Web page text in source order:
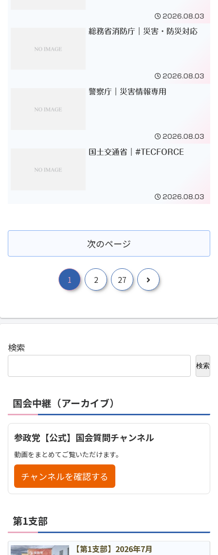
2026.08.03
総務省消防庁｜災害・防災対応
2026.08.03
警察庁｜災害情報専用
2026.08.03
国土交通省｜#TECFORCE
2026.08.03
次のページ
1 2 27
次
検索
検索
国会中継（アーカイブ）
参政党【公式】国会質問チャンネル
動画をまとめてご覧いただけます。
チャンネルを確認する
第1支部
【第1支部】2026年7月